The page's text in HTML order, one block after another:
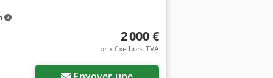
2 000 €
prix fixe hors TVA